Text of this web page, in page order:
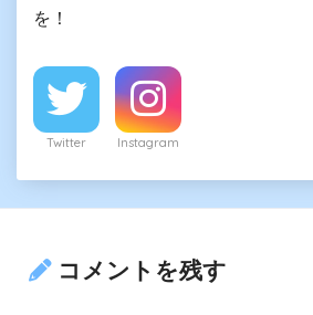
を！
Twitter Instagram
コメントを残す